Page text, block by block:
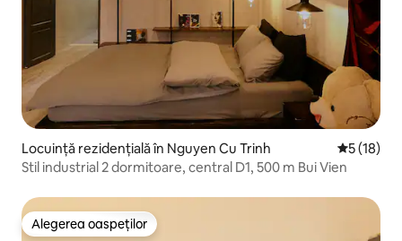
Locuință rezidențială în Nguyen Cu Trinh Scor
5 (18)
Stil industrial 2 dormitoare, central D1, 500 m Bui Vien
Alegerea oaspeților
Alegerea oaspeților